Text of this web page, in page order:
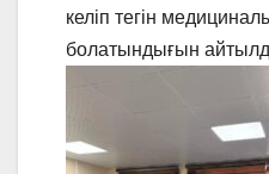
келіп тегін
болатындығын